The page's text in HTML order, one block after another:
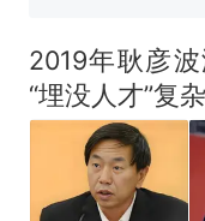
2019年耿彦
“埋没人才”复